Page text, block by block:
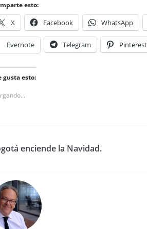
esto:
X Facebook WhatsApp
Evernote Telegram Pinterest
gusta esto:
enciende la Navidad.